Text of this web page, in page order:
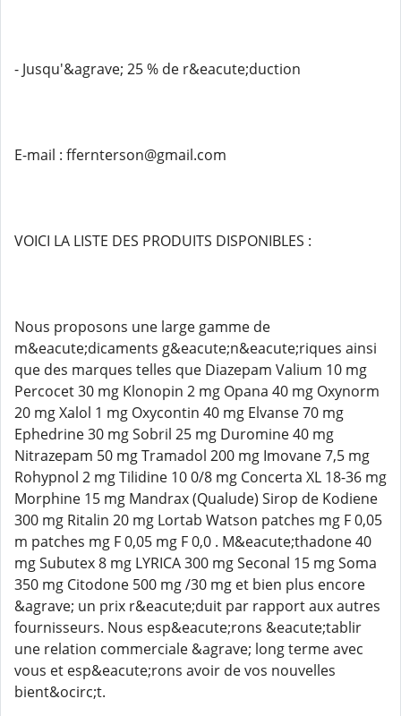
- Jusqu'&agrave; 25 % de r&eacute;duction
E-mail : ffernterson@gmail.com
VOICI LA LISTE DES PRODUITS DISPONIBLES :
Nous proposons une large gamme de
m&eacute;dicaments g&eacute;n&eacute;riques ainsi
que des marques telles que Diazepam Valium 10 mg
Percocet 30 mg Klonopin 2 mg Opana 40 mg Oxynorm
20 mg Xalol 1 mg Oxycontin 40 mg Elvanse 70 mg
Ephedrine 30 mg Sobril 25 mg Duromine 40 mg
Nitrazepam 50 mg Tramadol 200 mg Imovane 7,5 mg
Rohypnol 2 mg Tilidine 10 0/8 mg Concerta XL 18-36 mg
Morphine 15 mg Mandrax (Qualude) Sirop de Kodiene
300 mg Ritalin 20 mg Lortab Watson patches mg F 0,05
m patches mg F 0,05 mg F 0,0 . M&eacute;thadone 40
mg Subutex 8 mg LYRICA 300 mg Seconal 15 mg Soma
350 mg Citodone 500 mg /30 mg et bien plus encore
&agrave; un prix r&eacute;duit par rapport aux autres
fournisseurs. Nous esp&eacute;rons &eacute;tablir
une relation commerciale &agrave; long terme avec
vous et esp&eacute;rons avoir de vos nouvelles
bient&ocirc;t.